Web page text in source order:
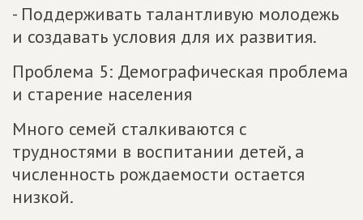
- Поддерживать талантливую молодежь
и создавать условия для их развития.
Проблема 5: Демографическая проблема
и старение населения
Много семей сталкиваются с
трудностями в воспитании детей, а
численность рождаемости остается
низкой.